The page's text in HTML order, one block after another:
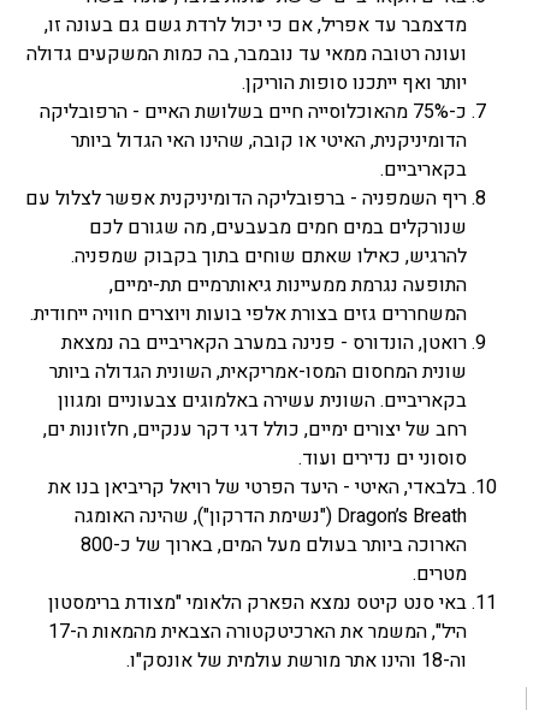
מדצמבר עד אפריל, אם כי יכול לרדת גשם גם בעונה זו,
ועונה רטובה ממאי עד נובמבר, בה כמות המשקעים גדולה
יותר ואף ייתכנו סופות הוריקן.
כ-75% מהאוכלוסייה חיים בשלושת האיים - הרפובליקה
הדומיניקנית, האיטי או קובה, שהינו האי הגדול ביותר
בקאריביים.
ריף השמפניה - ברפובליקה הדומיניקנית אפשר לצלול עם
שנורקלים במים חמים מבעבעים, מה שגורם לכם
להרגיש, כאילו שאתם שוחים בתוך בקבוק שמפניה.
התופעה נגרמת ממעיינות גיאותרמיים תת-ימיים,
המשחררים גזים בצורת אלפי בועות ויוצרים חוויה ייחודית.
רואטן, הונדורס - פנינה במערב הקאריביים בה נמצאת
שונית המחסום המסו-אמריקאית, השונית הגדולה ביותר
בקאריביים. השונית עשירה באלמוגים צבעוניים ומגוון
רחב של יצורים ימיים, כולל דגי דקר ענקיים, חלזונות ים,
סוסוני ים נדירים ועוד.
בלבאדי, האיטי - היעד הפרטי של רויאל קריביאן בנו את
Dragon’s Breath ("נשימת הדרקון"), שהינה האומגה
הארוכה ביותר בעולם מעל המים, בארוך של כ-800
מטרים.
באי סנט קיטס נמצא הפארק הלאומי "מצודת ברימסטון
היל", המשמר את הארכיטקטורה הצבאית מהמאות ה-17
וה-18 והינו אתר מורשת עולמית של אונסק"ו.